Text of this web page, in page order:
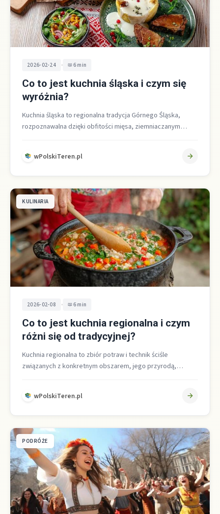
2026-02-24 • 6 min
Co to jest kuchnia śląska i czym się
wyróżnia?
Kuchnia śląska to regionalna tradycja Górnego Śląska,
rozpoznawalna dzięki obfitości mięsa, ziemniaczanym
wPolskiTeren.pl
KULINARIA
2026-02-08 • 6 min
Co to jest kuchnia regionalna i czym
różni się od tradycyjnej?
Kuchnia regionalna to zbiór potraw i technik ściśle
związanych z konkretnym obszarem, jego przyrodą,
wPolskiTeren.pl
PODRÓŻE